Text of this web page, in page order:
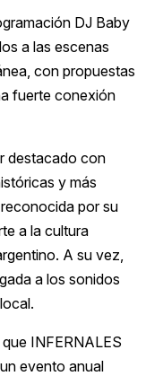
DJ Baby
a las escenas
con propuestas
fuerte conexión
destacado con
y más
por su
a la cultura
A su vez,
a los sonidos
INFERNALES
evento anual